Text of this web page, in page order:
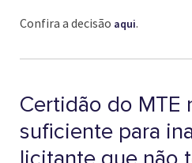
Confira a decisão aqui.
Certidão do MTE
suficiente para